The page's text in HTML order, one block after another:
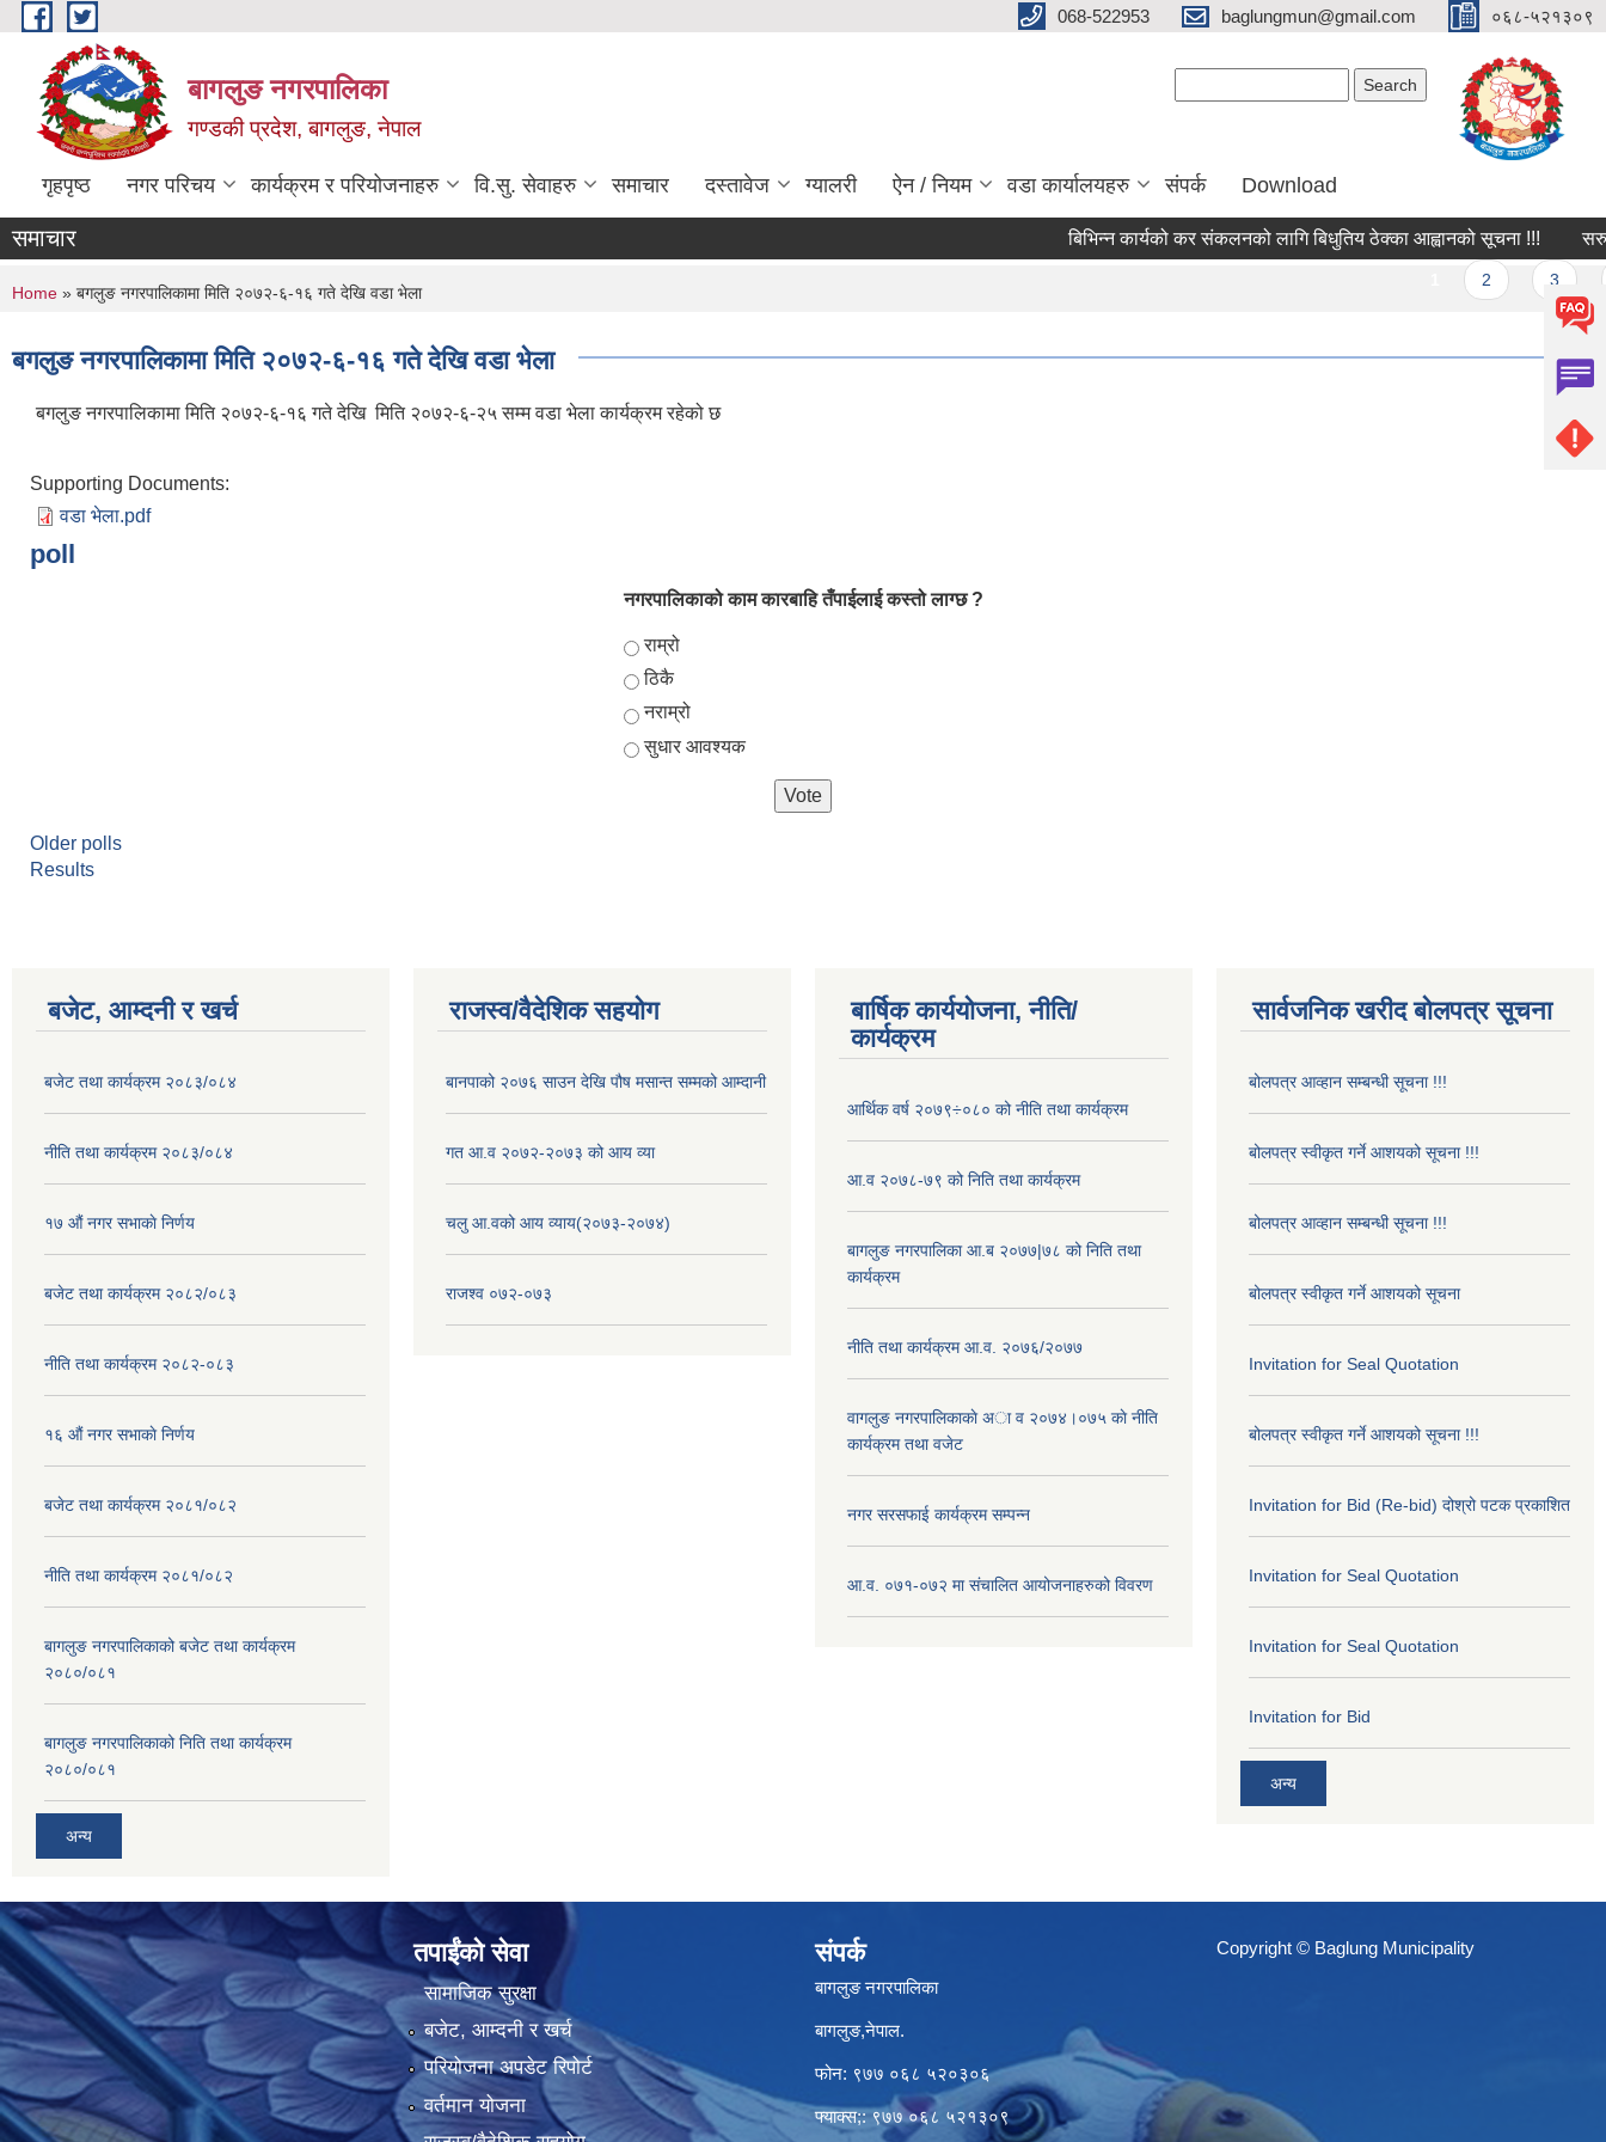
Skip to main content 068-522953 baglungmun@gmail.com ०६८-५२१३०९
बागलुङ नगरपालिका
गण्डकी प्रदेश, बागलुङ, नेपाल
गृहपृष्ठ नगर परिचय कार्यक्रम र परियोजनाहरु वि.सु. सेवाहरु समाचार दस्तावेज ग्यालरी ऐन / नियम वडा कार्यालयहरु संपर्क Download
समाचार बिभिन्न कार्यको कर संकलनको लागि बिधुतिय ठेक्का आह्वानको सूचना !!! सरुवा
You are here
Home » बगलुङ नगरपालिकामा मिति २०७२-६-१६ गते देखि वडा भेला
बगलुङ नगरपालिकामा मिति २०७२-६-१६ गते देखि वडा भेला
बगलुङ नगरपालिकामा मिति २०७२-६-१६ गते देखि मिति २०७२-६-२५ सम्म वडा भेला कार्यक्रम रहेको छ
Supporting Documents:
वडा भेला.pdf
poll
नगरपालिकाको काम कारबाहि तँपाईलाई कस्तो लाग्छ ?
Choices
राम्रो
ठिकै
नराम्रो
सुधार आवश्यक
Older polls
Results
बजेट, आम्दनी र खर्च
बजेट तथा कार्यक्रम २०८३/०८४
नीति तथा कार्यक्रम २०८३/०८४
१७ ‌‍औं नगर सभाकाे निर्णय
बजेट तथा कार्यक्रम २०८२/०८३
नीति तथा कार्यक्रम २०८२-०८३
१६ ‌औं नगर सभाकाे निर्णय
बजेट तथा कार्यक्रम २०८१/०८२
नीति तथा कार्यक्रम २०८१/०८२
बागलुङ नगरपालिकाको बजेट तथा कार्यक्रम
२०८०/०८१
बागलुङ नगरपालिकाको निति तथा कार्यक्रम
२०८०/०८१
अन्य
राजस्व/वैदेशिक सहयोग
बानपाको २०७६ साउन देखि पौष मसान्त सम्मको आम्दानी
गत आ.व २०७२-२०७३ को आय व्या
चलु आ.वको आय व्याय(२०७३-२०७४)
राजश्व ०७२-०७३
बार्षिक कार्ययोजना, नीति/
कार्यक्रम
आर्थिक वर्ष २०७९÷०८० को नीति तथा कार्यक्रम
आ.व २०७८-७९ को निति तथा कार्यक्रम
बागलुङ नगरपालिका आ.ब २०७७|७८ को निति तथा
कार्यक्रम
नीति तथा कार्यक्रम आ.व. २०७६/२०७७
वागलुङ नगरपालिकाकाे अा‍ व २०७४।०७५ काे नीति
कार्यक्रम तथा वजेट
नगर सरसफाई कार्यक्रम सम्पन्न
आ.व. ०७१-०७२ मा संचालित आयोजनाहरुको विवरण
सार्वजनिक खरीद बोलपत्र सूचना
बोलपत्र आव्हान सम्बन्धी सूचना !!!
बोलपत्र स्वीकृत गर्ने आशयको सूचना !!!
बोलपत्र आव्हान सम्बन्धी सूचना !!!
बोलपत्र स्वीकृत गर्ने आशयको सूचना
Invitation for Seal Quotation
बोलपत्र स्वीकृत गर्ने आशयको सूचना !!!
Invitation for Bid (Re-bid) दोश्रो पटक प्रकाशित
Invitation for Seal Quotation
Invitation for Seal Quotation
Invitation for Bid
अन्य
तपाईंको सेवा
सामाजिक सुरक्षा
बजेट, आम्दनी र खर्च
परियोजना अपडेट रिपोर्ट
वर्तमान योजना
संपर्क
बागलुङ नगरपालिका
बागलुङ,नेपाल.
फोन: ९७७ ०६८ ५२०३०६
फ्याक्स;: ९७७ ०६८ ५२१३०९
Copyright © Baglung Municipality